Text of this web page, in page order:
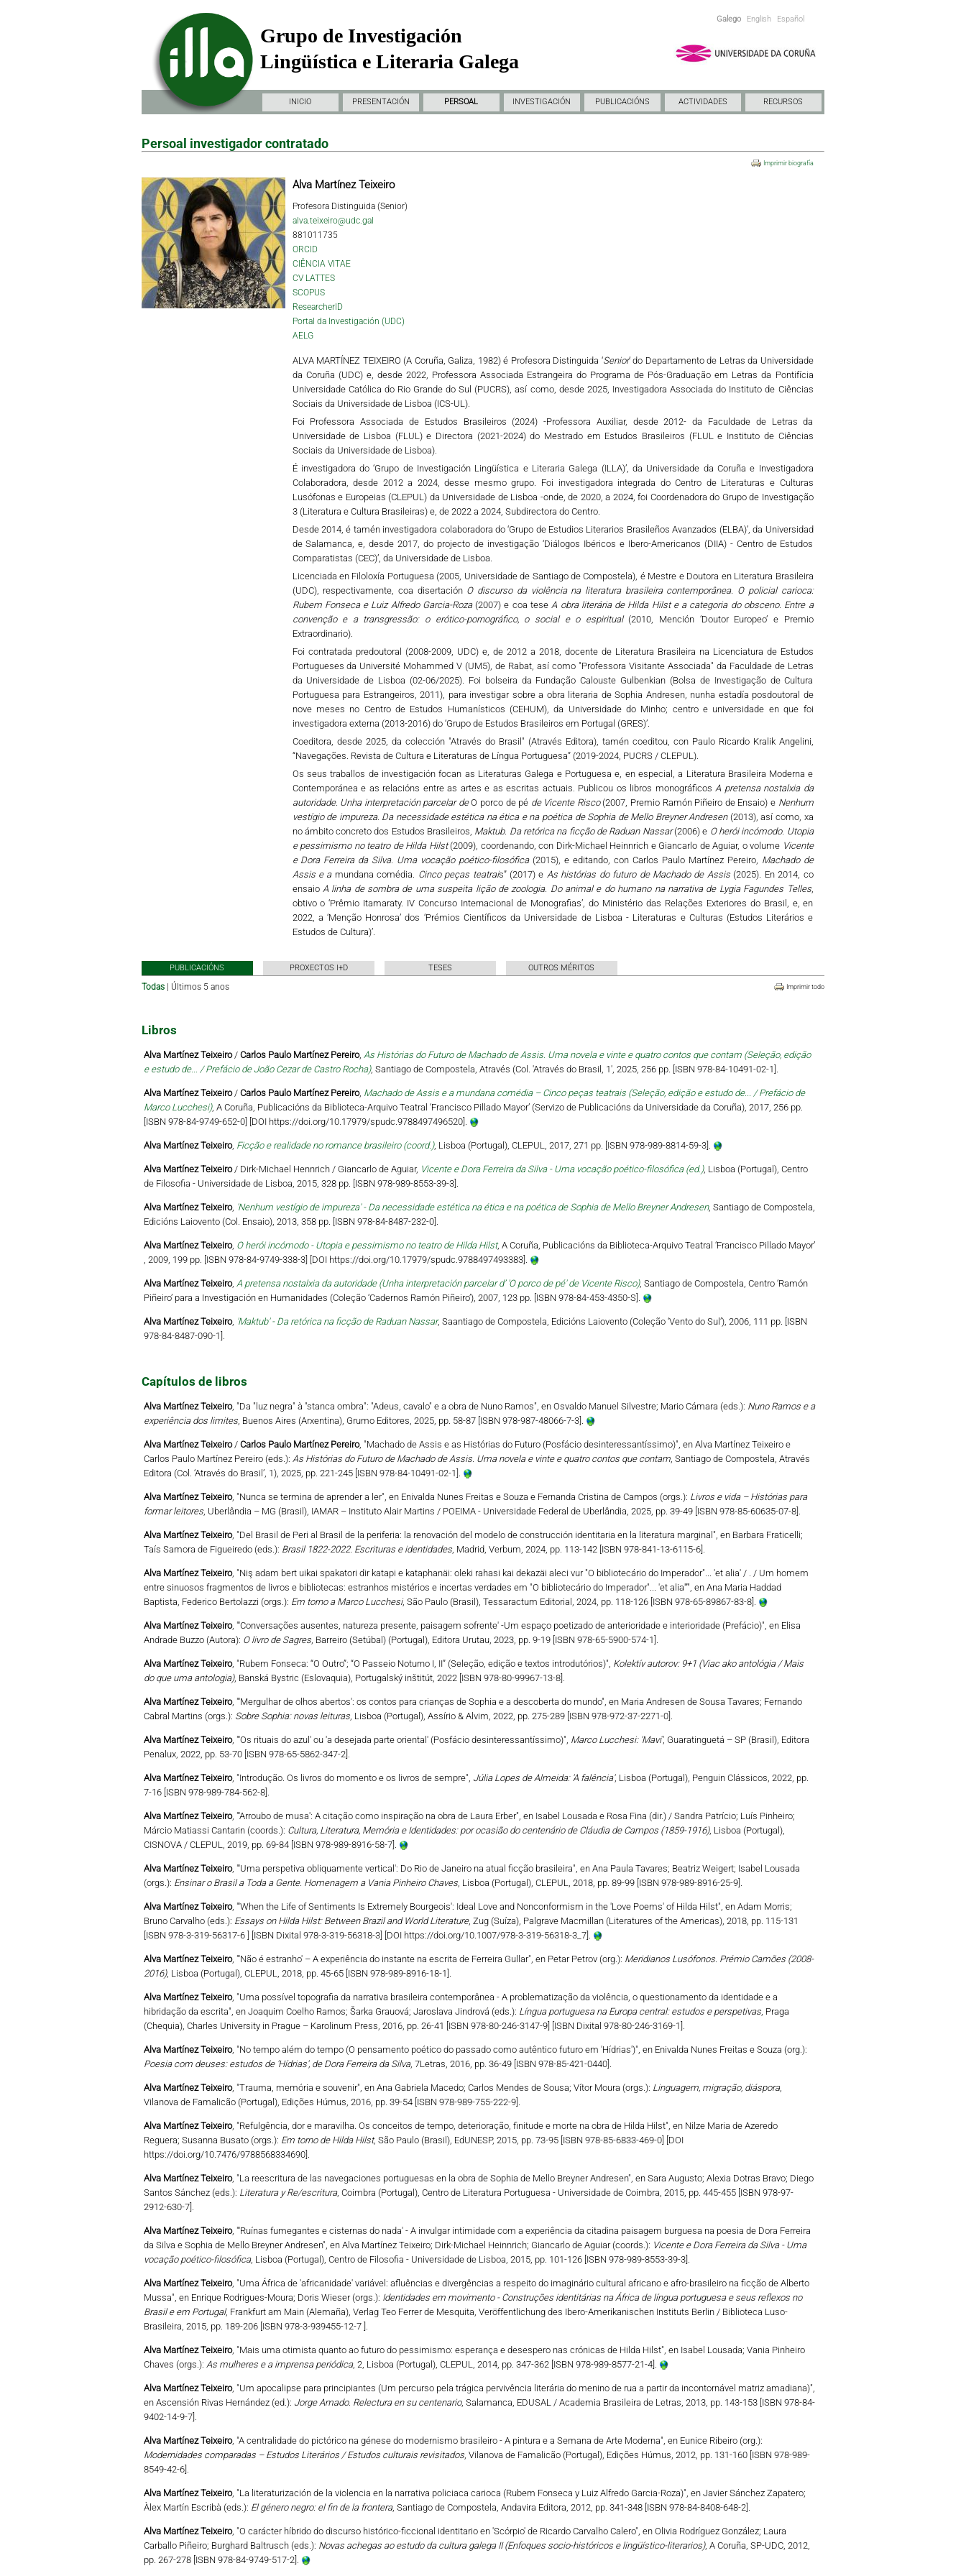
Galego English Español
Grupo de Investigación
Lingüística e Literaria Galega
INICIO PRESENTACIÓN PERSOAL INVESTIGACIÓN PUBLICACIÓNS ACTIVIDADES RECURSOS
Persoal investigador contratado
Alva Martínez Teixeiro
Imprimir biografía
Profesora Distinguida (Senior)
alva.teixeiro@udc.gal
881011735
ORCID
CIÊNCIA VITAE
CV LATTES
SCOPUS
ResearcherID
Portal da Investigación (UDC)
AELG
ALVA MARTÍNEZ TEIXEIRO (A Coruña, Galiza, 1982) é Profesora Distinguida ‘Senior’ do Departamento de Letras da Universidade
da Coruña (UDC) e, desde 2022, Professora Associada Estrangeira do Programa de Pós-Graduação em Letras da Pontifícia
Universidade Católica do Rio Grande do Sul (PUCRS), así como, desde 2025, Investigadora Associada do Instituto de Ciências
Sociais da Universidade de Lisboa (ICS-UL).
Foi Professora Associada de Estudos Brasileiros (2024) -Professora Auxiliar, desde 2012- da Faculdade de Letras da
Universidade de Lisboa (FLUL) e Directora (2021-2024) do Mestrado em Estudos Brasileiros (FLUL e Instituto de Ciências
Sociais da Universidade de Lisboa).
É investigadora do ‘Grupo de Investigación Lingüística e Literaria Galega (ILLA)’, da Universidade da Coruña e Investigadora
Colaboradora, desde 2012 a 2024, desse mesmo grupo. Foi investigadora integrada do Centro de Literaturas e Culturas
Lusófonas e Europeias (CLEPUL) da Universidade de Lisboa -onde, de 2020, a 2024, foi Coordenadora do Grupo de Investigação
3 (Literatura e Cultura Brasileiras) e, de 2022 a 2024, Subdirectora do Centro.
Desde 2014, é tamén investigadora colaboradora do ‘Grupo de Estudios Literarios Brasileños Avanzados (ELBA)’, da Universidad
de Salamanca, e, desde 2017, do projecto de investigação ‘Diálogos Ibéricos e Ibero-Americanos (DIIA) - Centro de Estudos
Comparatistas (CEC)’, da Universidade de Lisboa.
Licenciada en Filoloxía Portuguesa (2005, Universidade de Santiago de Compostela), é Mestre e Doutora en Literatura Brasileira
(UDC), respectivamente, coa disertación O discurso da violência na literatura brasileira contemporânea. O policial carioca:
Rubem Fonseca e Luiz Alfredo Garcia-Roza(2007) e coa teseA obra literária de Hilda Hilst e a categoria do obsceno. Entre a
convenção e a transgressão: o erótico-pornográfico, o social e o espiritual(2010, Mención ‘Doutor Europeo’ e Premio
Extraordinario).
Foi contratada predoutoral (2008-2009, UDC) e, de 2012 a 2018, docente de Literatura Brasileira na Licenciatura de Estudos
Portugueses da Université Mohammed V (UM5), de Rabat, así como "Professora Visitante Associada" da Faculdade de Letras
da Universidade de Lisboa (02-06/2025). Foi bolseira da Fundação Calouste Gulbenkian (Bolsa de Investigação de Cultura
Portuguesa para Estrangeiros, 2011), para investigar sobre a obra literaria de Sophia Andresen, nunha estadía posdoutoral de
nove meses no Centro de Estudos Humanísticos (CEHUM), da Universidade do Minho; centro e universidade en que foi
investigadora externa (2013-2016) do ‘Grupo de Estudos Brasileiros em Portugal (GRES)’.
Coeditora, desde 2025, da colección "Através do Brasil" (Através Editora), tamén coeditou, con Paulo Ricardo Kralik Angelini,
“Navegações. Revista de Cultura e Literaturas de Língua Portuguesa” (2019-2024, PUCRS / CLEPUL).
Os seus traballos de investigación focan as Literaturas Galega e Portuguesa e, en especial, a Literatura Brasileira Moderna e
Contemporánea e as relacións entre as artes e as escritas actuais. Publicou os libros monográficos A pretensa nostalxia da
autoridade. Unha interpretación parcelar deO porco de pé de Vicente Risco(2007, Premio Ramón Piñeiro de Ensaio) e Nenhum
vestígio de impureza. Da necessidade estética na ética e na poética de Sophia de Mello Breyner Andresen(2013), así como, xa
no ámbito concreto dos Estudos Brasileiros, Maktub. Da retórica na ficção de Raduan Nassar(2006) e O herói incómodo. Utopia
e pessimismo no teatro de Hilda Hilst(2009), coordenando, con Dirk-Michael Heinnrich e Giancarlo de Aguiar, o volume Vicente
e Dora Ferreira da Silva. Uma vocação poético-filosófica(2015), e editando, con Carlos Paulo Martínez Pereiro, Machado de
Assis e a mundana comédia. Cinco peças teatrais” (2017) e As histórias do futuro de Machado de Assis(2025). En 2014, co
ensaio A linha de sombra de uma suspeita lição de zoologia. Do animal e do humano na narrativa de Lygia Fagundes Telles,
obtivo o ‘Prêmio Itamaraty. IV Concurso Internacional de Monografias’, do Ministério das Relações Exteriores do Brasil, e, en
2022, a ‘Menção Honrosa’ dos ‘Prémios Científicos da Universidade de Lisboa - Literaturas e Culturas (Estudos Literários e
Estudos de Cultura)’.
PUBLICACIÓNS PROXECTOS I+D TESES OUTROS MÉRITOS
Imprimir todo
Todas Últimos 5 anos
Libros
Alva Martínez Teixeiro/ Carlos Paulo Martínez Pereiro, As Histórias do Futuro de Machado de Assis. Uma novela e vinte e quatro contos que contam (Seleção, edição
e estudo de... / Prefácio de João Cezar de Castro Rocha), Santiago de Compostela, Através (Col. 'Através do Brasil, 1', 2025, 256 pp. [ISBN 978-84-10491-02-1].
Alva Martínez Teixeiro/ Carlos Paulo Martínez Pereiro, Machado de Assis e a mundana comédia – Cinco peças teatrais (Seleção, edição e estudo de... / Prefácio de
Marco Lucchesi), A Coruña, Publicacións da Biblioteca-Arquivo Teatral ‘Francisco Pillado Mayor’ (Servizo de Publicacións da Universidade da Coruña), 2017, 256 pp.
[ISBN 978-84-9749-652-0] [DOI https://doi.org/10.17979/spudc.9788497496520].
Alva Martínez Teixeiro, Ficção e realidade no romance brasileiro (coord.), Lisboa (Portugal), CLEPUL, 2017, 271 pp. [ISBN 978-989-8814-59-3].
Alva Martínez Teixeiro/ Dirk-Michael Hennrich / Giancarlo de Aguiar, Vicente e Dora Ferreira da Silva - Uma vocação poético-filosófica (ed.), Lisboa (Portugal), Centro
de Filosofia - Universidade de Lisboa, 2015, 328 pp. [ISBN 978-989-8553-39-3].
Alva Martínez Teixeiro, 'Nenhum vestígio de impureza' - Da necessidade estética na ética e na poética de Sophia de Mello Breyner Andresen, Santiago de Compostela,
Edicións Laiovento (Col. Ensaio), 2013, 358 pp. [ISBN 978-84-8487-232-0].
Alva Martínez Teixeiro, O herói incómodo - Utopia e pessimismo no teatro de Hilda Hilst, A Coruña, Publicacións da Biblioteca-Arquivo Teatral ‘Francisco Pillado Mayor’
, 2009, 199 pp. [ISBN 978-84-9749-338-3] [DOI https://doi.org/10.17979/spudc.9788497493383].
Alva Martínez Teixeiro, A pretensa nostalxia da autoridade (Unha interpretación parcelar d’ 'O porco de pé' de Vicente Risco), Santiago de Compostela, Centro ‘Ramón
Piñeiro’ para a Investigación en Humanidades (Coleção ‘Cadernos Ramón Piñeiro’), 2007, 123 pp. [ISBN 978-84-453-4350-S].
Alva Martínez Teixeiro, 'Maktub' - Da retórica na ficção de Raduan Nassar, Saantiago de Compostela, Edicións Laiovento (Coleção ‘Vento do Sul’), 2006, 111 pp. [ISBN
978-84-8487-090-1].
Capítulos de libros
Alva Martínez Teixeiro, "Da "luz negra" à "stanca ombra": "Adeus, cavalo" e a obra de Nuno Ramos", en Osvaldo Manuel Silvestre; Mario Cámara (eds.): Nuno Ramos e a
experiência dos limites, Buenos Aires (Arxentina), Grumo Editores, 2025, pp. 58-87 [ISBN 978-987-48066-7-3].
Alva Martínez Teixeiro/ Carlos Paulo Martínez Pereiro, "Machado de Assis e as Histórias do Futuro (Posfácio desinteressantíssimo)", en Alva Martínez Teixeiro e
Carlos Paulo Martínez Pereiro (eds.): As Histórias do Futuro de Machado de Assis. Uma novela e vinte e quatro contos que contam, Santiago de Compostela, Através
Editora (Col. ‘Através do Brasil’, 1), 2025, pp. 221-245 [ISBN 978-84-10491-02-1].
Alva Martínez Teixeiro, "Nunca se termina de aprender a ler", en Enivalda Nunes Freitas e Souza e Fernanda Cristina de Campos (orgs.): Livros e vida – Histórias para
formar leitores, Uberlândia – MG (Brasil), IAMAR – Instituto Alair Martins / POEIMA - Universidade Federal de Uberlândia, 2025, pp. 39-49 [ISBN 978-85-60635-07-8].
Alva Martínez Teixeiro, "Del Brasil de Peri al Brasil de la periferia: la renovación del modelo de construcción identitaria en la literatura marginal", en Barbara Fraticelli;
Taís Samora de Figueiredo (eds.): Brasil 1822-2022. Escrituras e identidades, Madrid, Verbum, 2024, pp. 113-142 [ISBN 978-841-13-6115-6].
Alva Martínez Teixeiro, "Niş adam bert uikai spakatori dir katapi e kataphanäi: oleki rahasi kai dekazäi aleci vur "O bibliotecário do Imperador"... 'et alia' / . / Um homem
entre sinuosos fragmentos de livros e bibliotecas: estranhos mistérios e incertas verdades em "O bibliotecário do Imperador"... 'et alia'”", en Ana Maria Haddad
Baptista, Federico Bertolazzi (orgs.): Em torno a Marco Lucchesi, São Paulo (Brasil), Tessaractum Editorial, 2024, pp. 118-126 [ISBN 978-65-89867-83-8].
Alva Martínez Teixeiro, "'Conversações ausentes, natureza presente, paisagem sofrente' -Um espaço poetizado de anterioridade e interioridade (Prefácio)", en Elisa
Andrade Buzzo (Autora): O livro de Sagres, Barreiro (Setúbal) (Portugal), Editora Urutau, 2023, pp. 9-19 [ISBN 978-65-5900-574-1].
Alva Martínez Teixeiro, "Rubem Fonseca: “O Outro”; “O Passeio Noturno I, II” (Seleção, edição e textos introdutórios)", Kolektív autorov: 9+1 (Viac ako antológia / Mais
do que uma antologia), Banská Bystric (Eslovaquia), Portugalský inštitút, 2022 [ISBN 978-80-99967-13-8].
Alva Martínez Teixeiro, "'Mergulhar de olhos abertos': os contos para crianças de Sophia e a descoberta do mundo", en Maria Andresen de Sousa Tavares; Fernando
Cabral Martins (orgs.): Sobre Sophia: novas leituras, Lisboa (Portugal), Assírio & Alvim, 2022, pp. 275-289 [ISBN 978-972-37-2271-0].
Alva Martínez Teixeiro, "'Os rituais do azul' ou 'a desejada parte oriental' (Posfácio desinteressantíssimo)", Marco Lucchesi: 'Maví', Guaratinguetá – SP (Brasil), Editora
Penalux, 2022, pp. 53-70 [ISBN 978-65-5862-347-2].
Alva Martínez Teixeiro, "Introdução. Os livros do momento e os livros de sempre", Júlia Lopes de Almeida: 'A falência', Lisboa (Portugal), Penguin Clássicos, 2022, pp.
7-16 [ISBN 978-989-784-562-8].
Alva Martínez Teixeiro, "'Arroubo de musa': A citação como inspiração na obra de Laura Erber", en Isabel Lousada e Rosa Fina (dir.) / Sandra Patrício; Luís Pinheiro;
Márcio Matiassi Cantarin (coords.): Cultura, Literatura, Memória e Identidades: por ocasião do centenário de Cláudia de Campos (1859-1916), Lisboa (Portugal),
CISNOVA / CLEPUL, 2019, pp. 69-84 [ISBN 978-989-8916-58-7].
Alva Martínez Teixeiro, "'Uma perspetiva obliquamente vertical': Do Rio de Janeiro na atual ficção brasileira", en Ana Paula Tavares; Beatriz Weigert; Isabel Lousada
(orgs.): Ensinar o Brasil a Toda a Gente. Homenagem a Vania Pinheiro Chaves, Lisboa (Portugal), CLEPUL, 2018, pp. 89-99 [ISBN 978-989-8916-25-9].
Alva Martínez Teixeiro, "'When the Life of Sentiments Is Extremely Bourgeois': Ideal Love and Nonconformism in the 'Love Poems' of Hilda Hilst", en Adam Morris;
Bruno Carvalho (eds.): Essays on Hilda Hilst: Between Brazil and World Literature, Zug (Suíza), Palgrave Macmillan (Literatures of the Americas), 2018, pp. 115-131
[ISBN 978-3-319-56317-6 ] [ISBN Dixital 978-3-319-56318-3] [DOI https://doi.org/10.1007/978-3-319-56318-3_7].
Alva Martínez Teixeiro, "'Não é estranho' – A experiência do instante na escrita de Ferreira Gullar", en Petar Petrov (org.): Meridianos Lusófonos. Prémio Camões (2008-
2016), Lisboa (Portugal), CLEPUL, 2018, pp. 45-65 [ISBN 978-989-8916-18-1].
Alva Martínez Teixeiro, "Uma possível topografia da narrativa brasileira contemporânea - A problematização da violência, o questionamento da identidade e a
hibridação da escrita", en Joaquim Coelho Ramos; Šarka Grauová; Jaroslava Jindrová (eds.): Língua portuguesa na Europa central: estudos e perspetivas, Praga
(Chequia), Charles University in Prague – Karolinum Press, 2016, pp. 26-41 [ISBN 978-80-246-3147-9] [ISBN Dixital 978-80-246-3169-1].
Alva Martínez Teixeiro, "No tempo além do tempo (O pensamento poético do passado como autêntico futuro em 'Hídrias')", en Enivalda Nunes Freitas e Souza (org.):
Poesia com deuses: estudos de 'Hídrias', de Dora Ferreira da Silva, 7Letras, 2016, pp. 36-49 [ISBN 978-85-421-0440].
Alva Martínez Teixeiro, "Trauma, memória e souvenir", en Ana Gabriela Macedo; Carlos Mendes de Sousa; Vítor Moura (orgs.): Linguagem, migração, diáspora,
Vilanova de Famalicão (Portugal), Edições Húmus, 2016, pp. 39-54 [ISBN 978-989-755-222-9].
Alva Martínez Teixeiro, "Refulgência, dor e maravilha. Os conceitos de tempo, deterioração, finitude e morte na obra de Hilda Hilst", en Nilze Maria de Azeredo
Reguera; Susanna Busato (orgs.): Em torno de Hilda Hilst, São Paulo (Brasil), EdUNESP, 2015, pp. 73-95 [ISBN 978-85-6833-469-0] [DOI
https://doi.org/10.7476/9788568334690].
Alva Martínez Teixeiro, "La reescritura de las navegaciones portuguesas en la obra de Sophia de Mello Breyner Andresen", en Sara Augusto; Alexia Dotras Bravo; Diego
Santos Sánchez (eds.): Literatura y Re/escritura, Coimbra (Portugal), Centro de Literatura Portuguesa - Universidade de Coimbra, 2015, pp. 445-455 [ISBN 978-97-
2912-630-7].
Alva Martínez Teixeiro, "'Ruínas fumegantes e cisternas do nada' - A invulgar intimidade com a experiência da citadina paisagem burguesa na poesia de Dora Ferreira
da Silva e Sophia de Mello Breyner Andresen", en Alva Martínez Teixeiro; Dirk-Michael Heinnrich; Giancarlo de Aguiar (coords.): Vicente e Dora Ferreira da Silva - Uma
vocação poético-filosófica, Lisboa (Portugal), Centro de Filosofia - Universidade de Lisboa, 2015, pp. 101-126 [ISBN 978-989-8553-39-3].
Alva Martínez Teixeiro, "Uma África de 'africanidade' variável: afluências e divergências a respeito do imaginário cultural africano e afro-brasileiro na ficção de Alberto
Mussa", en Enrique Rodrigues-Moura; Doris Wieser (orgs.): Identidades em movimento - Construções identitárias na África de língua portuguesa e seus reflexos no
Brasil e em Portugal, Frankfurt am Main (Alemaña), Verlag Teo Ferrer de Mesquita, Veröffentlichung des Ibero-Amerikanischen Instituts Berlin / Biblioteca Luso-
Brasileira, 2015, pp. 189-206 [ISBN 978-3-939455-12-7 ].
Alva Martínez Teixeiro, "Mais uma otimista quanto ao futuro do pessimismo: esperança e desespero nas crónicas de Hilda Hilst", en Isabel Lousada; Vania Pinheiro
Chaves (orgs.): As mulheres e a imprensa periódica, 2, Lisboa (Portugal), CLEPUL, 2014, pp. 347-362 [ISBN 978-989-8577-21-4].
Alva Martínez Teixeiro, "Um apocalipse para principiantes (Um percurso pela trágica pervivência literária do menino de rua a partir da incontornável matriz amadiana)",
en Ascensión Rivas Hernández (ed.): Jorge Amado. Relectura en su centenario, Salamanca, EDUSAL / Academia Brasileira de Letras, 2013, pp. 143-153 [ISBN 978-84-
9402-14-9-7].
Alva Martínez Teixeiro, "A centralidade do pictórico na génese do modernismo brasileiro - A pintura e a Semana de Arte Moderna", en Eunice Ribeiro (org.):
Modernidades comparadas – Estudos Literários / Estudos culturais revisitados, Vilanova de Famalicão (Portugal), Edições Húmus, 2012, pp. 131-160 [ISBN 978-989-
8549-42-6].
Alva Martínez Teixeiro, "La literaturización de la violencia en la narrativa policiaca carioca (Rubem Fonseca y Luiz Alfredo Garcia-Roza)", en Javier Sánchez Zapatero;
Àlex Martín Escribà (eds.): El género negro: el fin de la frontera, Santiago de Compostela, Andavira Editora, 2012, pp. 341-348 [ISBN 978-84-8408-648-2].
Alva Martínez Teixeiro, "O carácter híbrido do discurso histórico-ficcional identitario en 'Scórpio' de Ricardo Carvalho Calero", en Olivia Rodríguez González; Laura
Carballo Piñeiro; Burghard Baltrusch (eds.): Novas achegas ao estudo da cultura galega II (Enfoques socio-históricos e lingüístico-literarios), A Coruña, SP-UDC, 2012,
pp. 267-278 [ISBN 978-84-9749-517-2].